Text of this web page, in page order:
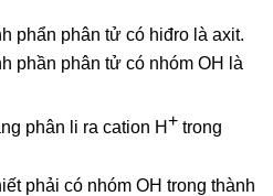
phẩn phân tử có hiđro là axit.
phần phân tử có nhóm OH là
phân li ra cation H+ trong
phải có nhóm OH trong thành